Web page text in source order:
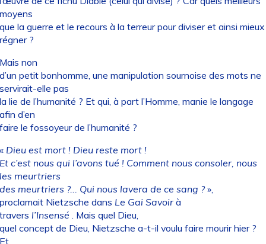
la guerre et le recours à la terreur pour diviser et ainsi mieux
?
non
petit bonhomme, une manipulation sournoise des mots ne
elle pas
lie de l’humanité ? Et qui, à part l’Homme, manie le langage
d’en
le fossoyeur de l’humanité ?
Dieu est mort ! Dieu reste mort !
c’est nous qui l’avons tué ! Comment nous consoler, nous
meurtriers
meurtriers ?... Qui nous lavera de ce sang ?»,
Nietzsche dans Le Gai Savoir à
l’Insensé . Mais quel Dieu,
concept de Dieu, Nietzsche a-t-il voulu faire mourir hier ?